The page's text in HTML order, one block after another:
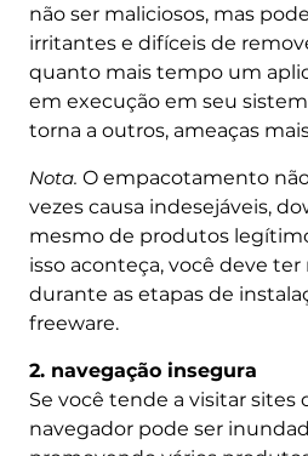
não ser maliciosos, mas
irritantes e difíceis de
quanto mais tempo um
em execução em seu
torna a outros, ameaças
Nota. O empacotamento
vezes causa indesejáveis,
mesmo de produtos
isso aconteça, você deve
durante as etapas de
freeware.
2. navegação insegura
Se você tende a visitar sites
navegador pode ser